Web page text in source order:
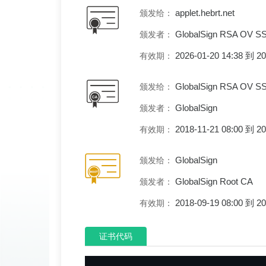
颁发给： applet.hebrt.net
颁发者： GlobalSign RSA OV
有效期： 2026-01-20 14:38 到
颁发给： GlobalSign RSA OV
颁发者： GlobalSign
有效期： 2018-11-21 08:00 到
颁发给： GlobalSign
颁发者： GlobalSign Root CA
有效期： 2018-09-19 08:00 到
证书代码